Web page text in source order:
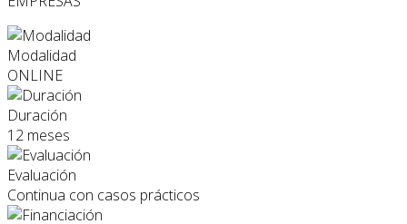
Modalidad
ONLINE
Duración
12 meses
Evaluación
Continua con casos prácticos